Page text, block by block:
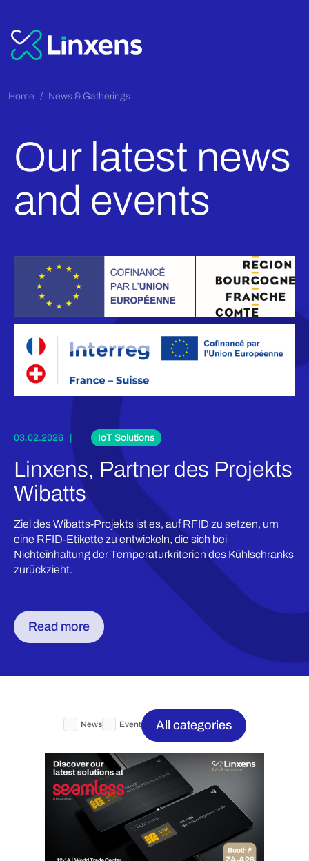
Home News & Gatherings
Our latest news
and events
03.02.2026 | IoT Solutions
Linxens, Partner des Projekts
Wibatts
Ziel des Wibatts-Projekts ist es, auf RFID zu setzen, um
eine RFID-Etikette zu entwickeln, die sich bei
Nichteinhaltung der Temperaturkriterien des Kühlschranks
zurückzieht.
Read more
News Event All categories